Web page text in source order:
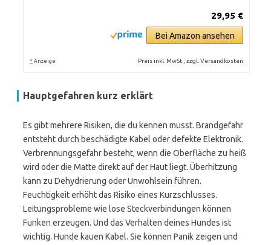
29,95 €
Bei Amazon ansehen
* Anzeige Preis inkl. MwSt., zzgl. Versandkosten
Hauptgefahren kurz erklärt
Es gibt mehrere Risiken, die du kennen musst. Brandgefahr
entsteht durch beschädigte Kabel oder defekte Elektronik.
Verbrennungsgefahr besteht, wenn die Oberfläche zu heiß
wird oder die Matte direkt auf der Haut liegt. Überhitzung
kann zu Dehydrierung oder Unwohlsein führen.
Feuchtigkeit erhöht das Risiko eines Kurzschlusses.
Leitungsprobleme wie lose Steckverbindungen können
Funken erzeugen. Und das Verhalten deines Hundes ist
wichtig. Hunde kauen Kabel. Sie können Panik zeigen und